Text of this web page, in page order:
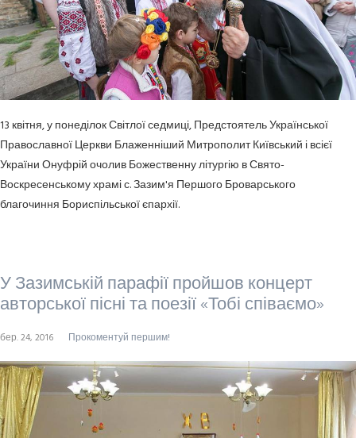
13 квітня, у понеділок Світлої седмиці, Предстоятель Української
Православної Церкви Блаженніший Митрополит Київський і всієї
України Онуфрій очолив Божественну літургію в Свято-
Воскресенському храмі с. Зазим'я Першого Броварського
благочиння Бориспільської єпархії.
У Зазимській парафії пройшов концерт
авторської пісні та поезії «Тобі співаємо»
бер. 24, 2016 Прокоментуй першим!